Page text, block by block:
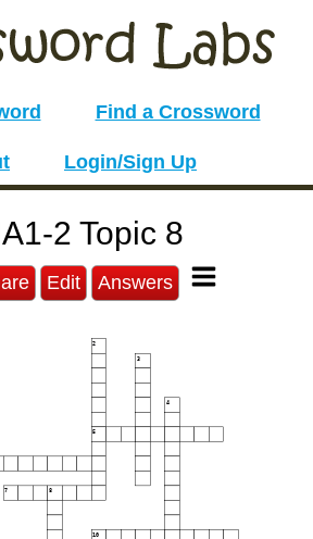
Find a Crossword
Login/Sign Up
2 Topic 8
Edit Answers
2
3
4
5
7 8
10